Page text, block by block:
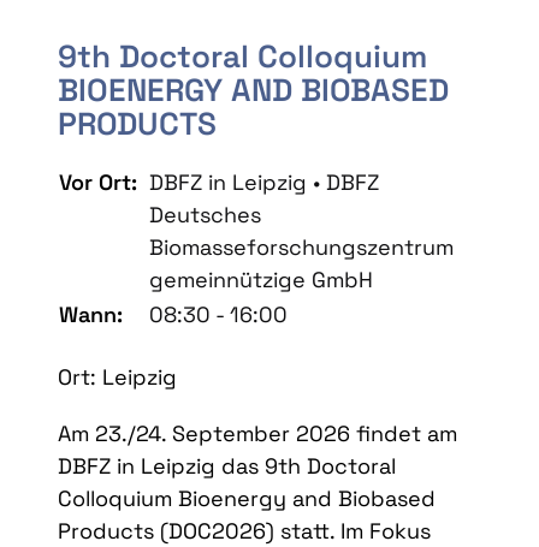
9th Doctoral Colloquium
BIOENERGY AND BIOBASED
PRODUCTS
Vor Ort: DBFZ in Leipzig • DBFZ
Deutsches
Biomasseforschungszentrum
gemeinnützige GmbH
Wann:
08:30 - 16:00
Ort: Leipzig
Am 23./24. September 2026 findet am
DBFZ in Leipzig das 9th Doctoral
Colloquium Bioenergy and Biobased
Products (DOC2026) statt. Im Fokus